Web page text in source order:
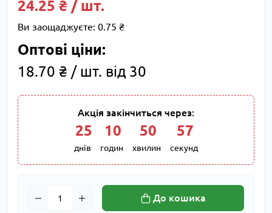
24.25 ₴ / шт.
Ви заощаджуєте: 0.75 ₴
Оптові ціни:
18.70 ₴ / шт. від 30
Акція закінчиться через:
25
днів
10
годин
50
хвилин
57
секунд
До кошика